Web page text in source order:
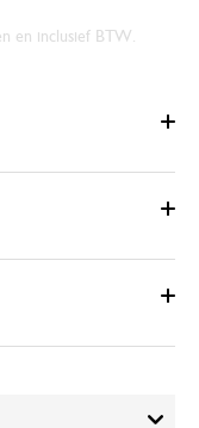
en inclusief BTW.